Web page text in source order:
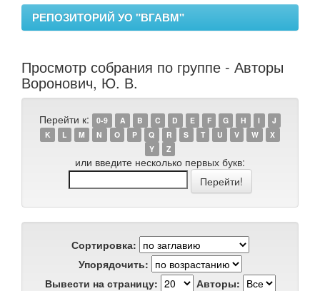
РЕПОЗИТОРИЙ УО "ВГАВМ"
Просмотр собрания по группе - Авторы
Воронович, Ю. В.
Перейти к: 0-9 A B C D E F G H I
J
K
L M N O P Q R S T U V W
X
Y
Z
или введите несколько первых букв:
Сортировка:
Упорядочить:
Вывести на страницу:
Авторы: